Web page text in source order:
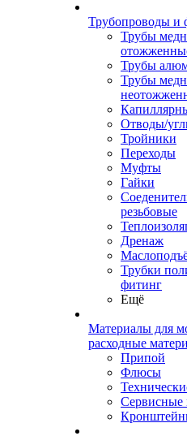
Трубопроводы и
Трубы
Трубы
Трубы
Отводы/
Тройники
Переходы
Муфты
Гайки
резьбовые
Дренаж
Трубки
фитинг
Ещё
Материалы для
расходные
Припой
Флюсы